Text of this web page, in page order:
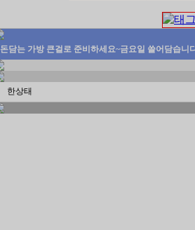
돈담는 가방 큰걸로 준비하세요~금요일 쓸어담습니
한상태